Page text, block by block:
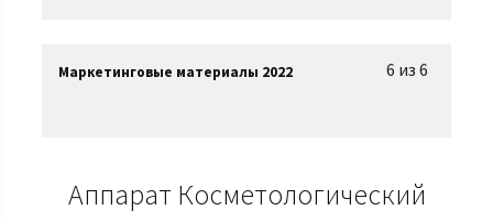
6 из 6
Маркетинговые материалы 2022
Аппарат Косметологический